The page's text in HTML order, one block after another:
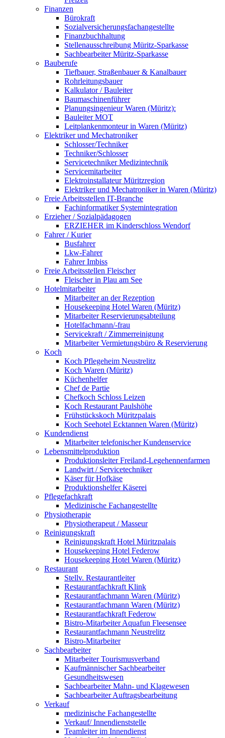
Finanzen
Bürokraft
Sozialversicherungsfachangestellte
Finanzbuchhaltung
Stellenausschreibung Müritz-Sparkasse
Sachbearbeiter Müritz-Sparkasse
Bauberufe
Tiefbauer, Straßenbauer & Kanalbauer
Rohrleitungsbauer
Kalkulator / Bauleiter
Baumaschinenführer
Planungsingenieur Waren (Müritz):
Bauleiter MOT
Leitplankenmonteur in Waren (Müritz)
Elektriker und Mechatroniker
Schlosser/Techniker
Techniker/Schlosser
Servicetechniker Medizintechnik
Servicemitarbeiter
Elektroinstallateur Müritzregion
Elektriker und Mechatroniker in Waren (Müritz)
Freie Arbeitsstellen IT-Branche
Fachinformatiker Systemintegration
Erzieher / Sozialpädagogen
ERZIEHER im Kinderschloss Wendorf
Fahrer / Kurier
Busfahrer
Lkw-Fahrer
Fahrer Imbiss
Freie Arbeitsstellen Fleischer
Fleischer in Plau am See
Hotelmitarbeiter
Mitarbeiter an der Rezeption
Housekeeping Hotel Waren (Müritz)
Mitarbeiter Reservierungsabteilung
Hotelfachmann/-frau
Servicekraft / Zimmerreinigung
Mitarbeiter Vermietungsbüro & Reservierung
Koch
Koch Pflegeheim Neustrelitz
Koch Waren (Müritz)
Küchenhelfer
Chef de Partie
Chefkoch Schloss Leizen
Koch Restaurant Paulshöhe
Frühstückskoch Müritzpalais
Koch Seehotel Ecktannen Waren (Müritz)
Kundendienst
Mitarbeiter telefonischer Kundenservice
Lebensmittelproduktion
Produktionsleiter Freiland-Legehennenfarmen
Landwirt / Servicetechniker
Käser für Hofkäse
Produktionshelfer Käserei
Pflegefachkraft
Medizinische Fachangestellte
Physiotherapie
Physiotherapeut / Masseur
Reinigungskraft
Reinigungskraft Hotel Müritzpalais
Housekeeping Hotel Federow
Housekeeping Hotel Waren (Müritz)
Restaurant
Stellv. Restaurantleiter
Restaurantfachkraft Klink
Restaurantfachmann Waren (Müritz)
Restaurantfachmann Waren (Müritz)
Restaurantfachkraft Federow
Bistro-Mitarbeiter Aquafun Fleesensee
Restaurantfachmann Neustrelitz
Bistro-Mitarbeiter
Sachbearbeiter
Mitarbeiter Tourismusverband
Kaufmännischer Sachbearbeiter
Gesundheitswesen
Sachbearbeiter Mahn- und Klagewesen
Sachbearbeiter Auftragsbearbeitung
Verkauf
medizinische Fachangestellte
Verkauf/ Innendienststelle
Teamleiter im Innendienst